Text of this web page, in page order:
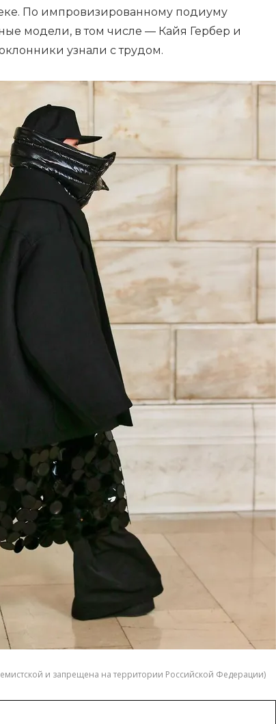
По импровизированному подиуму
модели, в том числе — Кайя Гербер и
узнали с трудом.
и запрещена на территории Российской Федерации)